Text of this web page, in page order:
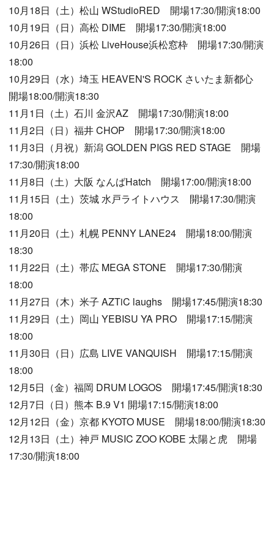
10月18日（土）松山 WStudioRED 開場17:30/開演18:00
10月19日（日）高松 DIME 開場17:30/開演18:00
10月26日（日）浜松 LiveHouse浜松窓枠 開場17:30/開演
18:00
10月29日（水）埼玉 HEAVEN'S ROCK さいたま新都心
開場18:00/開演18:30
11月1日（土）石川 金沢AZ 開場17:30/開演18:00
11月2日（日）福井 CHOP 開場17:30/開演18:00
11月3日（月祝）新潟 GOLDEN PIGS RED STAGE 開場
17:30/開演18:00
11月8日（土）大阪 なんばHatch 開場17:00/開演18:00
11月15日（土）茨城 水戸ライトハウス 開場17:30/開演
18:00
11月20日（土）札幌 PENNY LANE24 開場18:00/開演
18:30
11月22日（土）帯広 MEGA STONE 開場17:30/開演
18:00
11月27日（木）米子 AZTiC laughs 開場17:45/開演18:30
11月29日（土）岡山 YEBISU YA PRO 開場17:15/開演
18:00
11月30日（日）広島 LIVE VANQUISH 開場17:15/開演
18:00
12月5日（金）福岡 DRUM LOGOS 開場17:45/開演18:30
12月7日（日）熊本 B.9 V1 開場17:15/開演18:00
12月12日（金）京都 KYOTO MUSE 開場18:00/開演18:30
12月13日（土）神戸 MUSIC ZOO KOBE 太陽と虎 開場
17:30/開演18:00